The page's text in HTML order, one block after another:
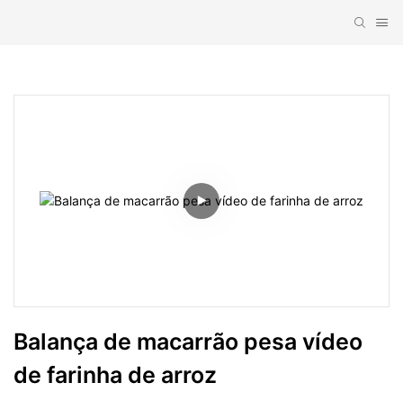
Balança de macarrão pesa vídeo
de farinha de arroz